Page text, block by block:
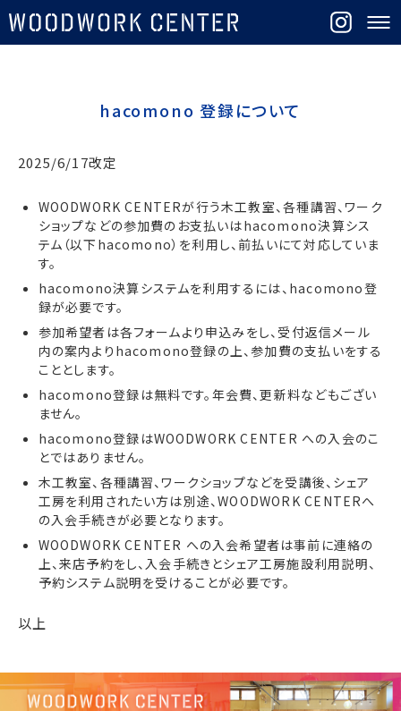
hacomono 登録について
2025/6/17改定
WOODWORK CENTERが行う木工教室、各種講習、ワーク
ショップなどの参加費のお支払いはhacomono決算シス
テム（以下hacomono）を利用し、前払いにて対応していま
す。
hacomono決算システムを利用するには、hacomono登
録が必要です。
参加希望者は各フォームより申込みをし、受付返信メール
内の案内よりhacomono登録の上、参加費の支払いをする
こととします。
hacomono登録は無料です。年会費、更新料などもござい
ません。
hacomono登録はWOODWORK CENTER への入会のこ
とではありません。
木工教室、各種講習、ワークショップなどを受講後、シェア
工房を利用されたい方は別途、WOODWORK CENTERへ
の入会手続きが必要となります。
WOODWORK CENTER への入会希望者は事前に連絡の
上、来店予約をし、入会手続きとシェア工房施設利用説明、
予約システム説明を受けることが必要です。
以上